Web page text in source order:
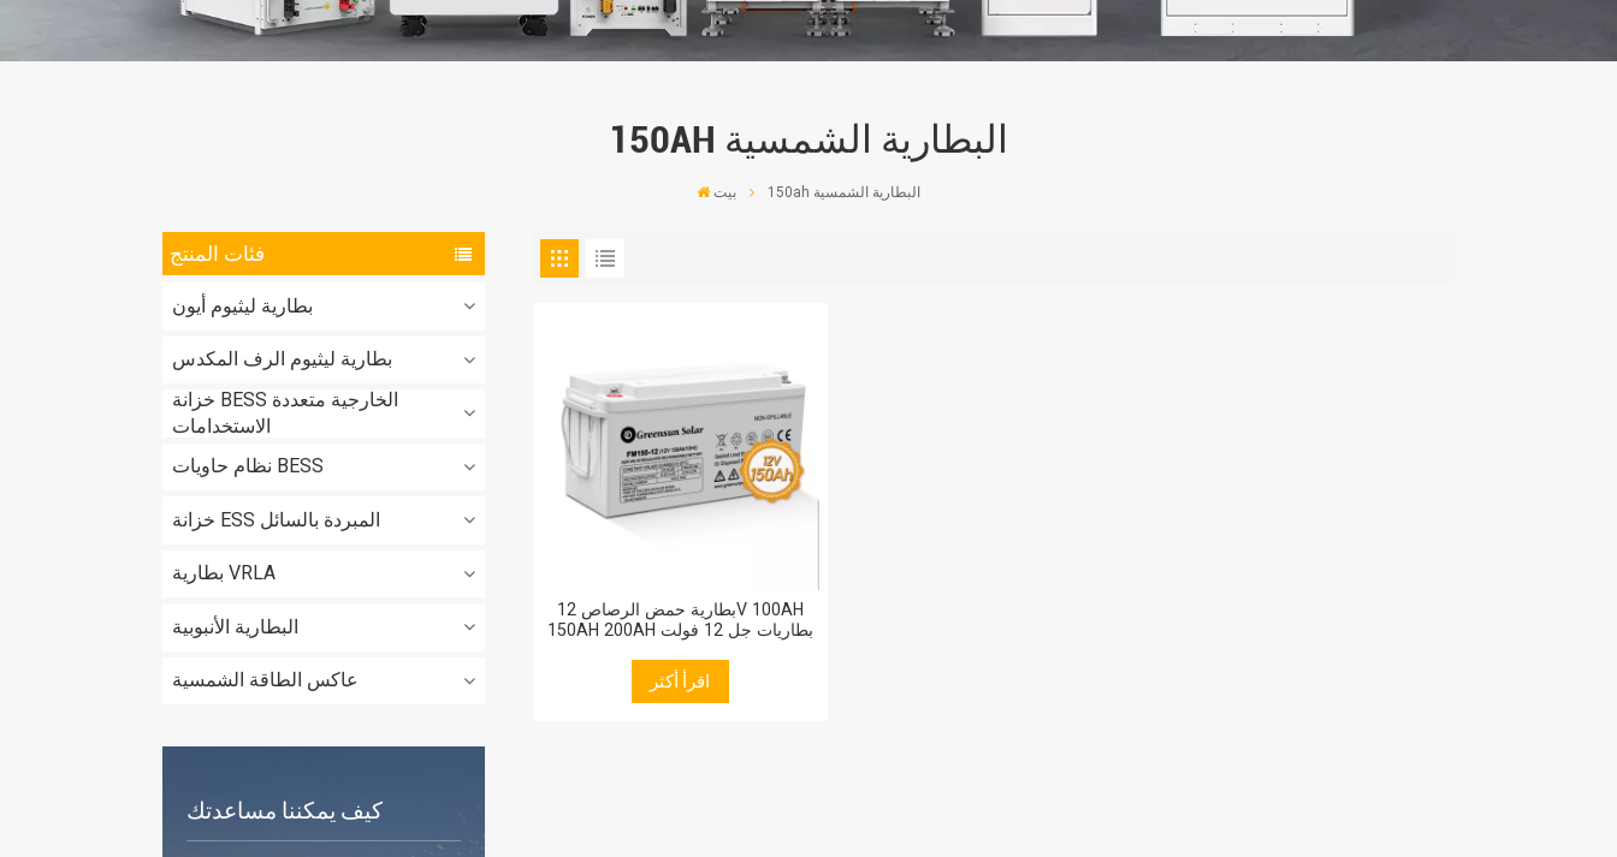
150AH البطارية الشمسية
بيت 150ah البطارية الشمسية
فئات المنتج
بطارية ليثيوم أيون
بطارية ليثيوم الرف المكدس
خزانة BESS الخارجية متعددة
الاستخدامات
نظام حاويات BESS
خزانة ESS المبردة بالسائل
بطارية VRLA
البطارية الأنبوبية
عاكس الطاقة الشمسية
كيف يمكننا مساعدتك
بطارية حمض الرصاص 12V 100AH
150AH 200AH بطاريات جل 12 فولت
اقرأ أكثر